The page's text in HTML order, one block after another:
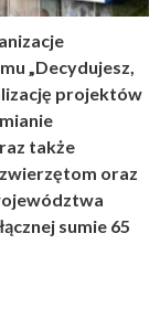
„Decydujesz,
projektów
także
oraz
sumie 65